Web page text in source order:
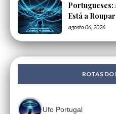
Portugueses:
Está a
agosto 06, 2026
ROTAS DO
Ufo Portugal